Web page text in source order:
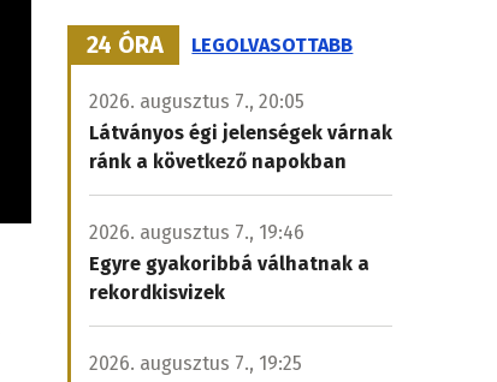
24 ÓRA LEGOLVASOTTABB
2026. augusztus 7., 20:05
Látványos égi jelenségek várnak
ránk a következő napokban
2026. augusztus 7., 19:46
Egyre gyakoribbá válhatnak a
rekordkisvizek
2026. augusztus 7., 19:25